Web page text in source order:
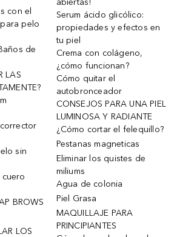
con el
pelo
de
LAS
sin
cuero
BROWS
LOS
abiertas!
Serum ácido glicólico:
propiedades y efectos en
tu piel
Crema con colágeno,
¿cómo funcionan?
Cómo quitar el
autobronceador
CONSEJOS PARA UNA PIEL
LUMINOSA Y RADIANTE
¿Cómo cortar el felequillo?
Pestanas magneticas
Eliminar los quistes de
miliums
Agua de colonia
Piel Grasa
MAQUILLAJE PARA
PRINCIPIANTES